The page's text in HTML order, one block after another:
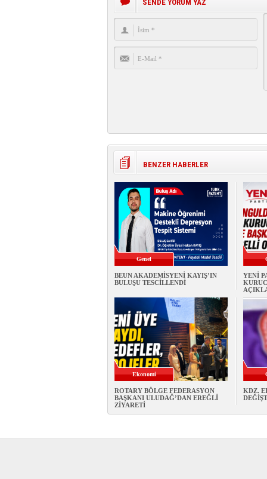
SENDE YORUM YAZ
BENZER HABERLER
Genel
BEUN AKADEMİSYENİ KAYIŞ’IN
BULUŞU TESCİLLENDİ
YENİ
Ekonomi
ROTARY BÖLGE FEDERASYON
BAŞKANI ULUDAĞ’DAN EREĞLİ
ZİYARETİ
KDZ.